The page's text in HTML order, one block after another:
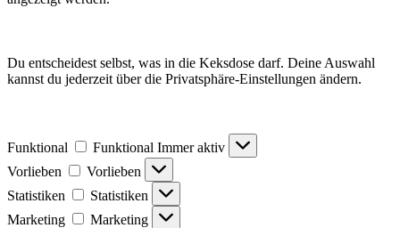
Du entscheidest selbst, was in die Keksdose darf. Deine Auswahl
kannst du jederzeit über die Privatsphäre-Einstellungen ändern.
Funktional Funktional Immer aktiv
Vorlieben
Vorlieben
Statistiken
Statistiken
Marketing
Marketing